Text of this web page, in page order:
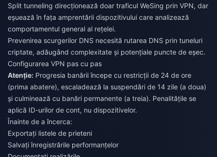
Split tunneling direcționează doar traficul WeSing prin VPN, dar
eșuează în fața amprentării dispozitivului care analizează
comportamentul general al rețelei.
Prevenirea scurgerilor DNS necesită rutarea DNS prin tuneluri
criptate, adăugând complexitate și potențiale puncte de eșec.
Configurarea VPN pas cu pas
Atenție: Progresia banării începe cu restricții de 24 de ore
(prima abatere), escaladează la suspendări de 14 zile (a doua)
și culminează cu banări permanente (a treia). Penalitățile se
aplică ID-urilor de cont, nu dispozitivelor.
Înainte de a încerca:
Exportați listele de prieteni
Salvați înregistrările performanțelor